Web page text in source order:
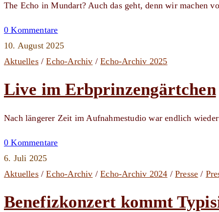
The Echo in Mundart? Auch das geht, denn wir machen
0 Kommentare
10. August 2025
Aktuelles/Echo-Archiv /Echo-Archiv 2025
Live im Erbprinzengärtchen
Nach längerer Zeit im Aufnahmestudio war endlich
0 Kommentare
6. Juli 2025
Aktuelles/Echo-Archiv /Echo-Archiv 2024 /Presse /
Benefizkonzert kommt